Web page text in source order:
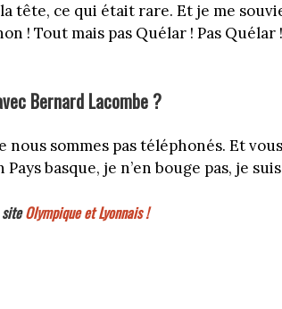
tête, ce qui était rare. Et je me
! Tout mais pas Quélar ! Pas
Bernard Lacombe ?
sommes pas téléphonés. Et
basque, je n’en bouge pas, je
siteOlympique et Lyonnais !